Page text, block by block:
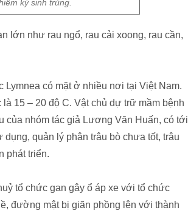
ký sinh trùng.
lớn như rau ngổ, rau cải xoong, rau cần,
có mặt ở nhiều nơi tại Việt Nam.
15 – 20 độ C. Vật chủ dự trữ mầm bệnh
của nhóm tác giả Lương Văn Huấn, có tới
quản lý phân trâu bò chưa tốt, trâu
phát triển.
tổ chức gan gây ổ áp xe với tổ chức
đường mật bị giãn phồng lên với thành